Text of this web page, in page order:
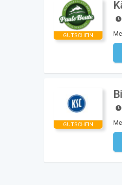
GUTSCHEIN
GUTSCHEIN